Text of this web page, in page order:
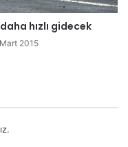
hızlı gidecek
2015
.